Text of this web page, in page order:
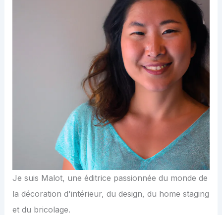
Je suis Malot, une éditrice passionnée du monde de
la décoration d'intérieur, du design, du home staging
et du bricolage.